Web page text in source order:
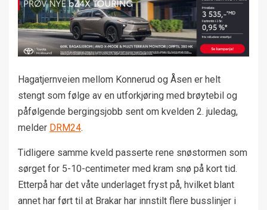
Hagatjernveien mellom Konnerud og Åsen er helt
stengt som følge av en utforkjøring med brøytebil og
påfølgende bergingsjobb sent om kvelden 2. juledag,
melder DRM24.
Tidligere samme kveld passerte rene snøstormen som
sørget for 5-10-centimeter med kram snø på kort tid.
Etterpå har det våte underlaget fryst på, hvilket blant
annet har ført til at Brakar har innstilt flere busslinjer i